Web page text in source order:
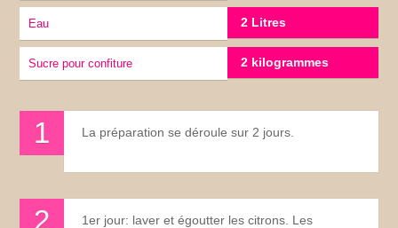
eau 2 Litres
sucre pour confiture 2 kilogrammes
La préparation se déroule sur 2 jours.
1er jour: laver et égoutter les citrons. Les